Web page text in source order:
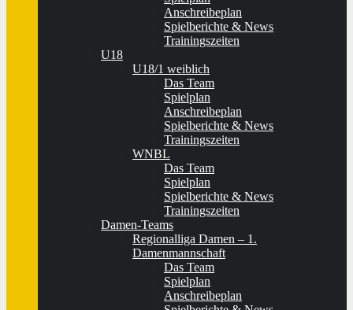
Anschreibeplan
Spielberichte & News
Trainingszeiten
U18
U18/1 weiblich
Das Team
Spielplan
Anschreibeplan
Spielberichte & News
Trainingszeiten
WNBL
Das Team
Spielplan
Spielberichte & News
Trainingszeiten
Damen-Teams
Regionalliga Damen – 1.
Damenmannschaft
Das Team
Spielplan
Anschreibeplan